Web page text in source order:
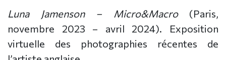
Luna Jamenson – Micro&Macro (Paris,
novembre 2023 – avril 2024). Exposition
virtuelle des photographies récentes de